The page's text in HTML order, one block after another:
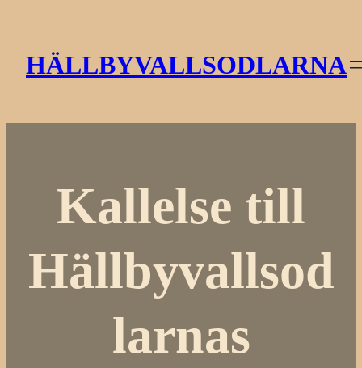
innehåll
HÄLLBYVALLSODLARNA
Kallelse till
Hällbyvallsod
larnas